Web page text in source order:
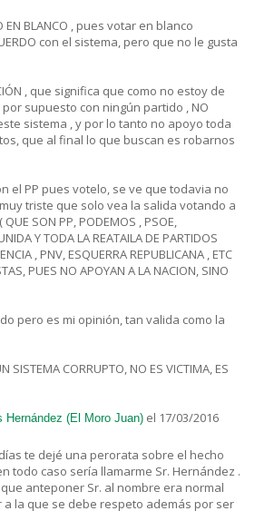
EN BLANCO , pues votar en blanco
con el sistema, pero que no le gusta
, que significa que como no estoy de
supuesto con ningún partido , NO
sistema , y por lo tanto no apoyo toda
que al final lo que buscan es robarnos
el PP pues votelo, se ve que todavia no
triste que solo vea la salida votando a
SON PP, PODEMOS , PSOE,
Y TODA LA REATAILA DE PARTIDOS
, PNV, ESQUERRA REPUBLICANA , ETC
PUES NO APOYAN A LA NACION, SINO
pero es mi opinión, tan valida como la
SISTEMA CORRUPTO, NO ES VICTIMA, ES
Hernández (El Moro Juan) el 17/03/2016
te dejé una perorata sobre el hecho
todo caso sería llamarme Sr. Hernández .
anteponer Sr. al nombre era normal
la que se debe respeto además por ser